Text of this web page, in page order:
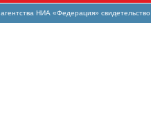
НИА «Федерация»